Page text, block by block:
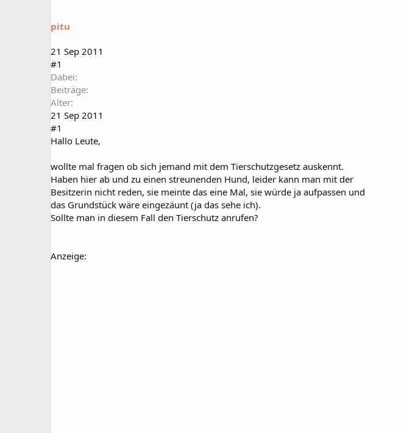
t
r
pitu
21 Sep 2011
#1
Dabei
Beiträge
Alter
21 Sep 2011
#1
Hallo Leute,
wollte mal fragen ob sich jemand mit dem Tierschutzgesetz auskennt.
Haben hier ab und zu einen streunenden Hund, leider kann man mit der
Besitzerin nicht reden, sie meinte das eine Mal, sie würde ja aufpassen und
das Grundstück wäre eingezäunt (ja das sehe ich).
Sollte man in diesem Fall den Tierschutz anrufen?
Anzeige: